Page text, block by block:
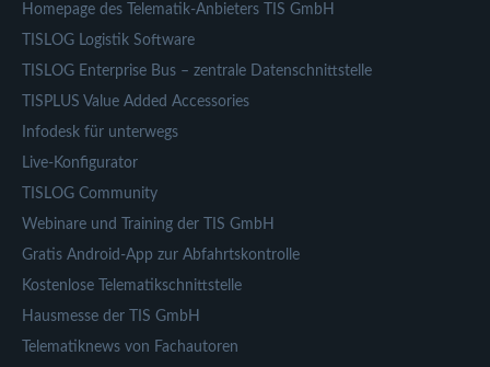
Homepage des Telematik-Anbieters TIS GmbH
TISLOG Logistik Software
TISLOG Enterprise Bus – zentrale Datenschnittstelle
TISPLUS Value Added Accessories
Infodesk für unterwegs
Live-Konfigurator
TISLOG Community
Webinare und Training der TIS GmbH
Gratis Android-App zur Abfahrtskontrolle
Kostenlose Telematikschnittstelle
Hausmesse der TIS GmbH
Telematiknews von Fachautoren